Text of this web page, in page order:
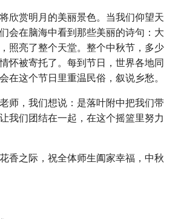
欣赏明月的美丽景色。当我们仰望天
会在脑海中看到那些美丽的诗句：大
照亮了整个天堂。整个中秋节，多少
怀被寄托了。每到节日，世界各地同
在这个节日里重温民俗，叙说乡愁。
师，我们想说：是落叶附中把我们带
我们团结在一起，在这个摇篮里努力
香之际，祝全体师生阖家幸福，中秋